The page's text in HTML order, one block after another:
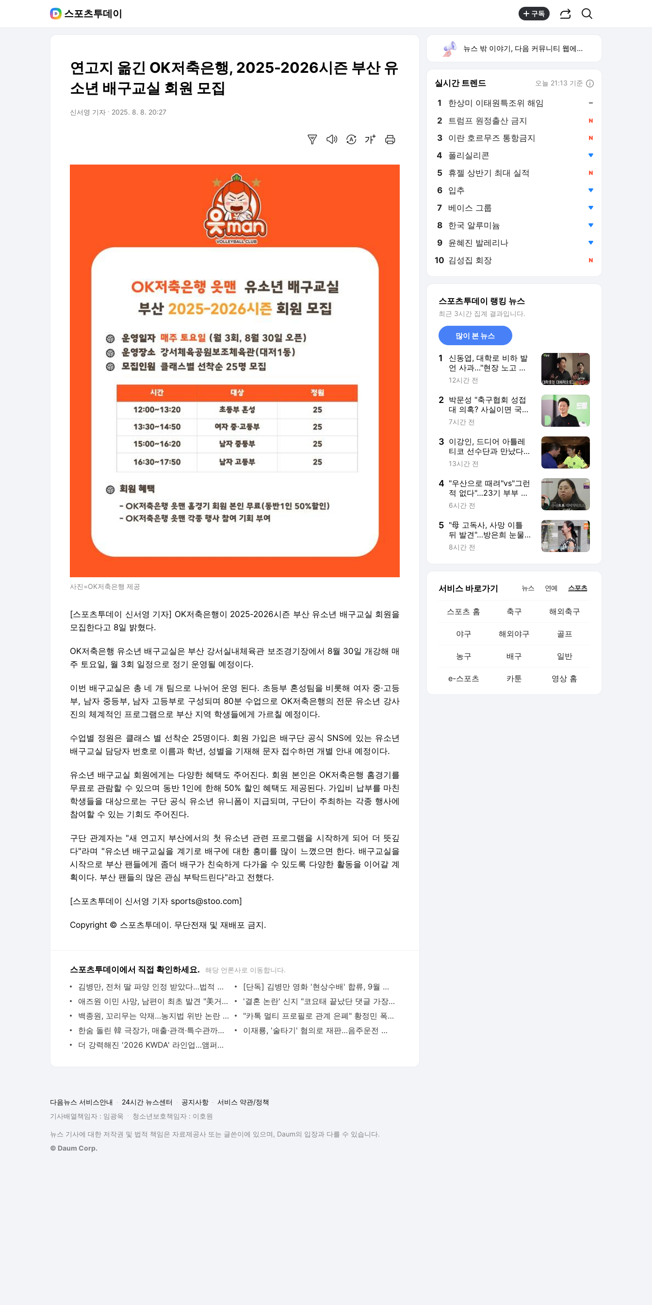
스포츠투데이 구독
연고지 옮긴 OK저축은행, 2025-2026시즌 부산 유
소년 배구교실 회원 모집
신서영 기자 2025. 8. 8. 20:27
사진=OK저축은행 제공
[스포츠투데이 신서영 기자] OK저축은행이 2025-2026시즌 부산 유소년 배구교실 회원을
모집한다고 8일 밝혔다.
OK저축은행 유소년 배구교실은 부산 강서실내체육관 보조경기장에서 8월 30일 개강해 매
주 토요일, 월 3회 일정으로 정기 운영될 예정이다.
이번 배구교실은 총 네 개 팀으로 나뉘어 운영 된다. 초등부 혼성팀을 비롯해 여자 중·고등
부, 남자 중등부, 남자 고등부로 구성되며 80분 수업으로 OK저축은행의 전문 유소년 강사
진의 체계적인 프로그램으로 부산 지역 학생들에게 가르칠 예정이다.
수업별 정원은 클래스 별 선착순 25명이다. 회원 가입은 배구단 공식 SNS에 있는 유소년
배구교실 담당자 번호로 이름과 학년, 성별을 기재해 문자 접수하면 개별 안내 예정이다.
유소년 배구교실 회원에게는 다양한 혜택도 주어진다. 회원 본인은 OK저축은행 홈경기를
무료로 관람할 수 있으며 동반 1인에 한해 50% 할인 혜택도 제공된다. 가입비 납부를 마친
학생들을 대상으로는 구단 공식 유소년 유니폼이 지급되며, 구단이 주최하는 각종 행사에
참여할 수 있는 기회도 주어진다.
구단 관계자는 "새 연고지 부산에서의 첫 유소년 관련 프로그램을 시작하게 되어 더 뜻깊
다"라며 "유소년 배구교실을 계기로 배구에 대한 흥미를 많이 느꼈으면 한다. 배구교실을
시작으로 부산 팬들에게 좀더 배구가 친숙하게 다가올 수 있도록 다양한 활동을 이어갈 계
획이다. 부산 팬들의 많은 관심 부탁드린다"라고 전했다.
[스포츠투데이 신서영 기자 sports@stoo.com]
Copyright © 스포츠투데이. 무단전재 및 재배포 금지.
스포츠투데이에서 직접 확인하세요. 해당 언론사로 이동합니다.
김병만, 전처 딸 파양 인정 받았다…법적 관계 정리
[단독] 김병만 영화 '현상수배' 합류, 9월 결혼 앞두고 열일
애즈원 이민 사망, 남편이 최초 발견 "美거주 크리스탈 급거 귀국" [ST이슈]
'결혼 논란' 신지 "코요태 끝났단 댓글 가장 아파, 제가 잘하겠다" 눈물(유퀴즈) [텔리뷰]
백종원, 꼬리무는 악재…농지법 위반 논란 백석공장 폐쇄 [ST이슈]
"카톡 멀티 프로필로 관계 은폐" 황정민 폭로女, 문자·녹취록 증거 공개 [ST이슈]
한숨 돌린 韓 극장가, 매출·관객·특수관까지 웃었다 [ST취재기획]
이재룡, '술타기' 혐의로 재판…음주운전 혐의는 미적용
더 강력해진 '2026 KWDA' 라인업…앰퍼샌드원·나우즈·미야오·하츠투하츠·아이딧 합류
뉴스 밖 이야기, 다음 커뮤니티 웹에서 보기
실시간 트렌드 오늘 21:13 기준
1 한상미 이태원특조위 해임
2 트럼프 원정출산 금지
3 이란 호르무즈 통항금지
4 폴리실리콘
5 휴젤 상반기 최대 실적
6 입추
7 베이스 그룹
8 한국 알루미늄
9 윤혜진 발레리나
10 김성집 회장
스포츠투데이 랭킹 뉴스
최근 3시간 집계 결과입니다.
많이 본 뉴스
1
신동엽, 대학로 비하 발
언 사과…"현장 노고 배
려 못했다"
12시간 전
2 박문성 "축구협회 성접
대 의혹? 사실이면 국제
망신…사고방식이 얼마
7시간 전
3 이강인, 드디어 아틀레
티코 선수단과 만났다…
시메오네 감독과 반갑게
13시간 전
4 "우산으로 때려"vs"그런
적 없다"…23기 부부 엇
갈린 주장(이혼숙려캠
6시간 전
5 "母 고독사, 사망 이틀
뒤 발견"…방은희 눈물
고백(특종세상) [TV캡
8시간 전
서비스 바로가기 뉴스 연예 스포츠
스포츠 홈 축구 해외축구
야구 해외야구 골프
농구 배구 일반
e-스포츠 카툰 영상 홈
다음뉴스 서비스안내 24시간 뉴스센터 공지사항
서비스 약관/정책
기사배열책임자 : 임광욱
청소년보호책임자 : 이호원
뉴스 기사에 대한 저작권 및 법적 책임은 자료제공사 또는 글쓴이에 있으며, Daum의 입장과 다를 수 있습니다.
© Daum Corp.